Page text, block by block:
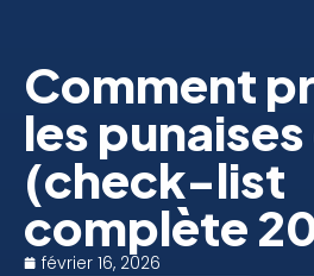
Comment
les
(check-list
complète
février 16, 2026